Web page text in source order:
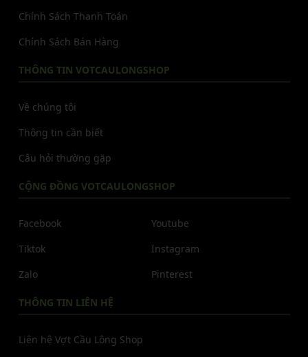
Chính Sách Thanh Toán
Chính Sách Bán Hàng
THÔNG TIN VOTCAULONGSHOP
Về chúng tôi
Thông tin cần biết
Câu hỏi thường gặp
CỘNG ĐỒNG VOTCAULONGSHOP
Facebook
Tiktok
Zalo
Youtube
Instagram
Pinterest
THÔNG TIN LIÊN HỆ
Liên hệ Vợt Cầu Lông Shop